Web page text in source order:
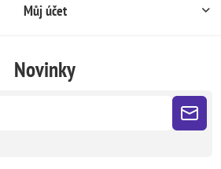
Můj účet
Novinky